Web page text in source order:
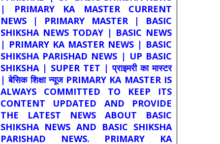
| PRIMARY KA MASTER CURRENT
NEWS | PRIMARY MASTER | BASIC
SHIKSHA NEWS TODAY | BASIC NEWS
| PRIMARY KA MASTER NEWS | BASIC
SHIKSHA PARISHAD NEWS | UP BASIC
SHIKSHA | SUPER TET | प्राइमरी का मास्टर
| बेसिक शिक्षा न्यूज PRIMARY KA MASTER IS
ALWAYS COMMITTED TO KEEP ITS
CONTENT UPDATED AND PROVIDE
THE LATEST NEWS ABOUT BASIC
SHIKSHA NEWS AND BASIC SHIKSHA
PARISHAD NEWS. PRIMARY KA